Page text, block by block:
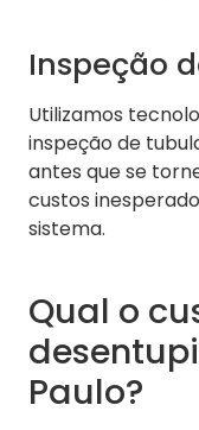
Inspeção
Utilizamos
inspeção de
antes que se
custos
sistema.
Qual o
Paulo?